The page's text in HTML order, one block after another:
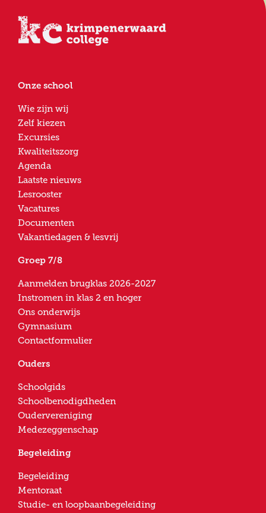
Onze school
Wie zijn wij
Zelf kiezen
Excursies
Kwaliteitszorg
Agenda
Laatste nieuws
Lesrooster
Vacatures
Documenten
Vakantiedagen & lesvrij
Groep 7/8
Aanmelden brugklas 2026-2027
Instromen in klas 2 en hoger
Ons onderwijs
Gymnasium
Contactformulier
Ouders
Schoolgids
Schoolbenodigdheden
Oudervereniging
Medezeggenschap
Begeleiding
Begeleiding
Mentoraat
Studie- en loopbaanbegeleiding